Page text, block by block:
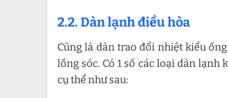
2.2. Dàn lạnh điều hòa
Cũng là dàn trao đổi nhiệt kiểu
lồng sóc. Có 1 số các loại dàn
cụ thể như sau: